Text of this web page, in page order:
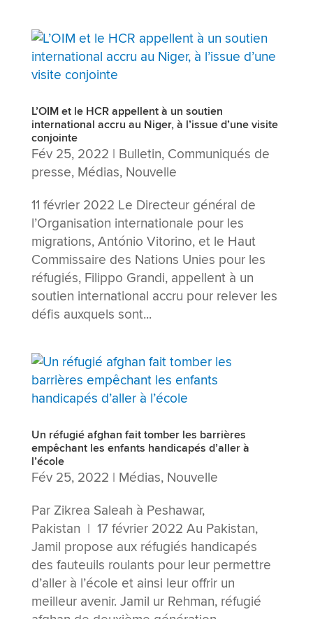
L’OIM et le HCR appellent à un soutien
international accru au Niger, à l’issue d’une visite
conjointe
Fév 25, 2022 | Bulletin, Communiqués de
presse, Médias, Nouvelle
11 février 2022 Le Directeur général de
l’Organisation internationale pour les
migrations, António Vitorino, et le Haut
Commissaire des Nations Unies pour les
réfugiés, Filippo Grandi, appellent à un
soutien international accru pour relever les
défis auxquels sont...
Un réfugié afghan fait tomber les barrières
empêchant les enfants handicapés d’aller à
l’école
Fév 25, 2022 | Médias, Nouvelle
Par Zikrea Saleah à Peshawar,
Pakistan | 17 février 2022 Au Pakistan,
Jamil propose aux réfugiés handicapés
des fauteuils roulants pour leur permettre
d’aller à l’école et ainsi leur offrir un
meilleur avenir. Jamil ur Rehman, réfugié